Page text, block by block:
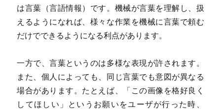
は言葉（言語情報）です。機械が言葉を理解し、扱
えるようになれば、様々な作業を機械に言葉で頼む
だけでできるようになる利点があります。
一方で、言葉というのは多様な表現が許されます。
また、個人によっても、同じ言葉でも意図が異なる
場合があります。たとえば、「この画像を格好良く
してほしい」というお願いをユーザが行った時、